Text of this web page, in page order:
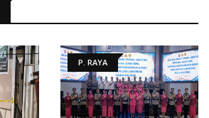
P. RAYA